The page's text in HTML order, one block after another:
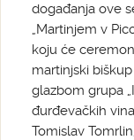
događanja ove
„Martinjem v
koju će
martinjski
glazbom grupa
đurđevačkih
Tomislav